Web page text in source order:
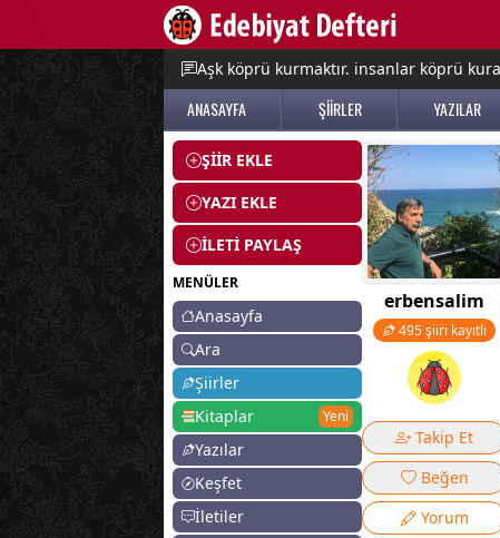
Aşk köprü kurmaktır. insanlar köprü
ANASAYFA ŞİİRLER YAZILAR
ŞİİR EKLE
YAZI EKLE
İLETİ PAYLAŞ
MENÜLER
Anasayfa
Ara
Şiirler
Kitaplar
Yeni
Yazılar
Keşfet
İletiler
erbensalim
495 şiiri kayıtlı
Takip Et
Beğen
Yorum
menu